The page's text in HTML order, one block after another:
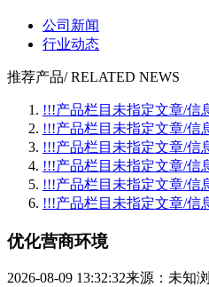
公司新闻
行业动态
推荐产品/ RELATED NEWS
!!!产品栏目未指定文章/信
!!!产品栏目未指定文章/信
!!!产品栏目未指定文章/信
!!!产品栏目未指定文章/信
!!!产品栏目未指定文章/信
!!!产品栏目未指定文章/信
优化营商环境
2026-08-09 13:32:32来源：未知